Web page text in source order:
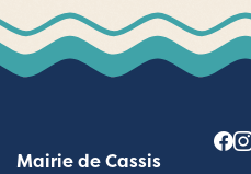
Mairie de Cassis